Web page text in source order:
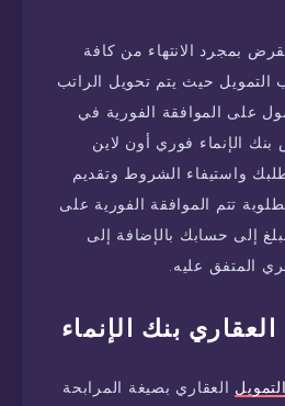
بمجرد الانتهاء من كافة
التمويل حيث يتم تحويل الراتب
على الموافقة الفورية في
الإنماء فوري أون لاين
واستيفاء الشروط وتقديم
تتم الموافقة الفورية على
إلى حسابك بالإضافة إلى
المتفق عليه.
بنك الإنماء
التمويل العقاري بصيغة المرابحة